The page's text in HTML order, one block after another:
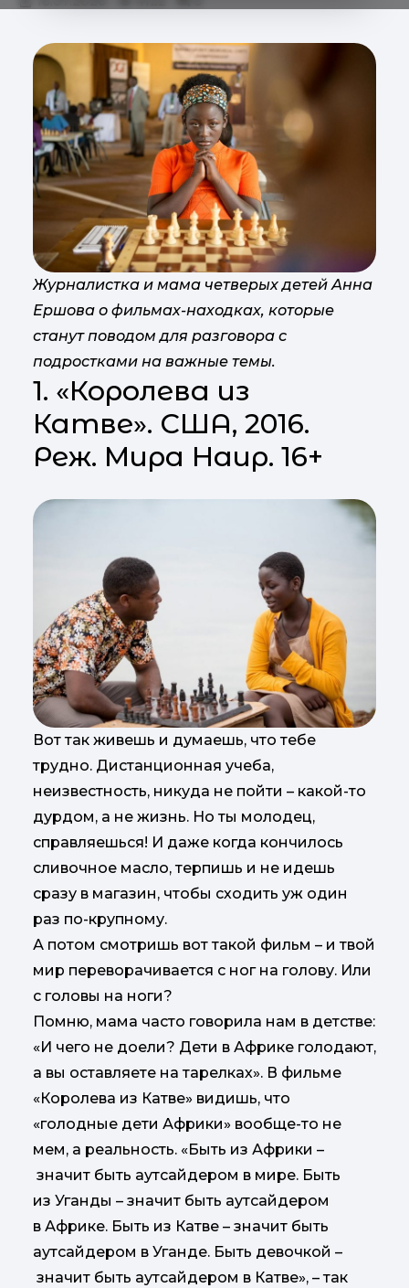
Журналистка и мама четверых детей Анна
Ершова о фильмах-находках, которые
станут поводом для разговора с
подростками на важные темы.
1. «Королева из
Катве». США, 2016.
Реж. Мира Наир. 16+
Вот так живешь и думаешь, что тебе
трудно. Дистанционная учеба,
неизвестность, никуда не пойти – какой-то
дурдом, а не жизнь. Но ты молодец,
справляешься! И даже когда кончилось
сливочное масло, терпишь и не идешь
сразу в магазин, чтобы сходить уж один
раз по-крупному.
А потом смотришь вот такой фильм – и твой
мир переворачивается с ног на голову. Или
с головы на ноги?
Помню, мама часто говорила нам в детстве:
«И чего не доели? Дети в Африке голодают,
а вы оставляете на тарелках». В фильме
«Королева из Катве» видишь, что
«голодные дети Африки» вообще-то не
мем, а реальность. «Быть из Африки –
значит быть аутсайдером в мире. Быть
из Уганды – значит быть аутсайдером
в Африке. Быть из Катве – значит быть
аутсайдером в Уганде. Быть девочкой –
значит быть аутсайдером в Катве», – так